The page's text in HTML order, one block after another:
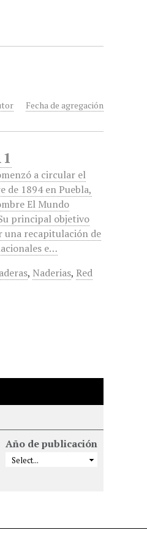
Fecha de agregación
a circular el
de 1894 en Puebla,
El Mundo
principal objetivo
una recapitulación de
e…
, Naderias, Red
Año de publicación